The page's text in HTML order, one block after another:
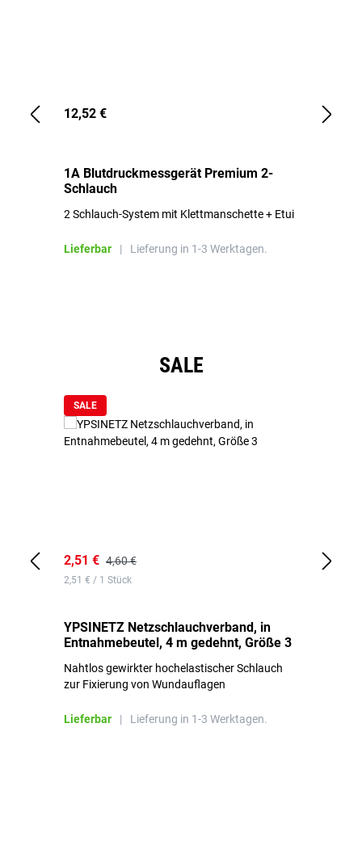
12,52 €
1A Blutdruckmessgerät Premium 2-
Schlauch
2 Schlauch-System mit Klettmanschette + Etui
Lieferbar | Lieferung in 1-3 Werktagen.
SALE
SALE
2,51 € 4,60 €
2,51 € / 1 Stück
YPSINETZ Netzschlauchverband, in
Entnahmebeutel, 4 m gedehnt, Größe 3
Nahtlos gewirkter hochelastischer Schlauch
zur Fixierung von Wundauflagen
Lieferbar | Lieferung in 1-3 Werktagen.